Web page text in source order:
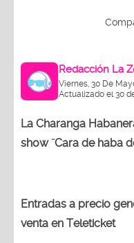
Redacción La
Viernes, 30 De
Actualizado el 30
La Charanga
show ¨Cara de haba
Entradas a precio
venta en Teleticket